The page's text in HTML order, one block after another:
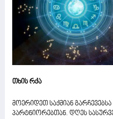
თხის რქა
მოერიდეთ საქმიან
პარტნიორებთან. დღეს